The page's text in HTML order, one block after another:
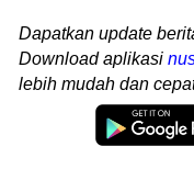
Dapatkan update
Download aplikasi
lebih mudah dan